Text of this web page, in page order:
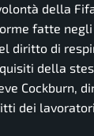
della
fatte
diritto di
della
Cockburn,
dei